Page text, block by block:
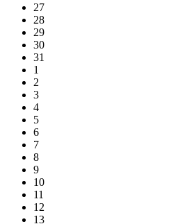
27
28
29
30
31
1
2
3
4
5
6
7
8
9
10
11
12
13